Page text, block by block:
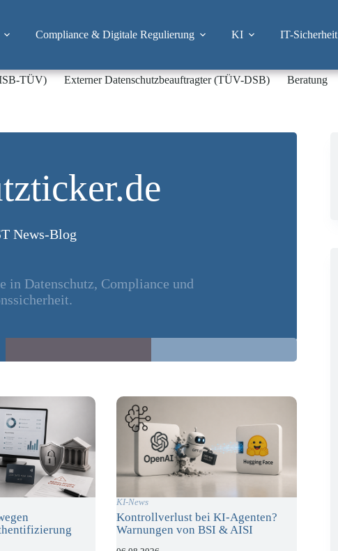
Compliance & Digitale Regulierung KI IT-Sicherheit
TÜV) Externer Datenschutzbeauftragter (TÜV-DSB) Beratung
News-Blog
Datenschutz, Compliance und
KI-News
Kontrollverlust bei KI-Agenten?
Warnungen von BSI & AISI